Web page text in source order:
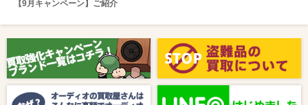
【9月キャンペーン】ご紹介
【8月キャンペーン】ご紹介
2024/10/04 新着情報
【ラジオ番組放送のお知らせ】